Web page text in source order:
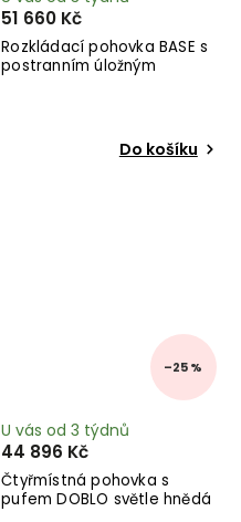
Rozkládací pohovka BASE s
postranním úložným
51 660 Kč
Do košíku
–25 %
Čtyřmístná pohovka s
pufem DOBLO světle hnědá
U vás od 3 týdnů
44 896 Kč